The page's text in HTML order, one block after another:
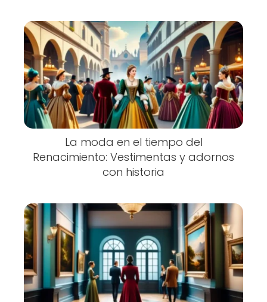
La moda en el tiempo del
Renacimiento: Vestimentas y adornos
con historia